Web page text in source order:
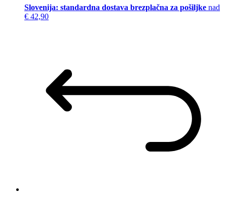
Slovenija: standardna dostava brezplačna za pošiljke nad
€ 42,90